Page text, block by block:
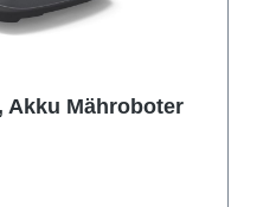
Akku Mähroboter